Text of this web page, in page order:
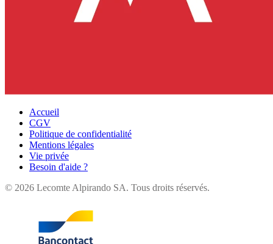
Accueil
CGV
Politique de confidentialité
Mentions légales
Vie privée
Besoin d'aide ?
© 2026 Lecomte Alpirando SA. Tous droits réservés.